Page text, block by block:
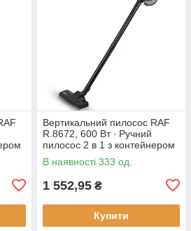
Вертикальний пилосос RAF
R.8672, 600 Вт ∙ Ручний
пилосос 2 в 1 з контейнером
В наявності 333 од.
1 552,95 ₴
Купити